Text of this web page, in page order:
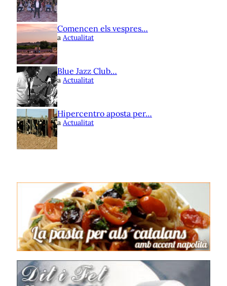
Comencen els vespres…
a Actualitat
Blue Jazz Club…
a Actualitat
Hipercentro aposta per…
a Actualitat